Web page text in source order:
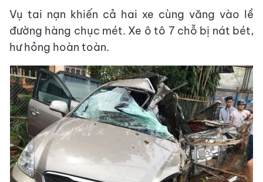
Vụ tai nạn khiến cả hai xe cùng văng vào lề
đường hàng chục mét. Xe ô tô 7 chỗ bị nát bét,
hư hỏng hoàn toàn.